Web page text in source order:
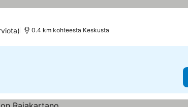
0.4 km kohteesta Keskusta